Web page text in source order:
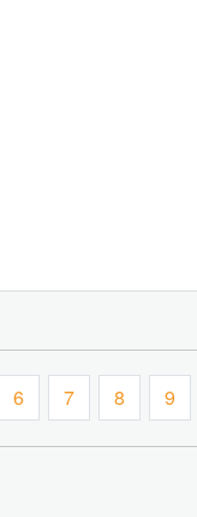
6 7 8 9